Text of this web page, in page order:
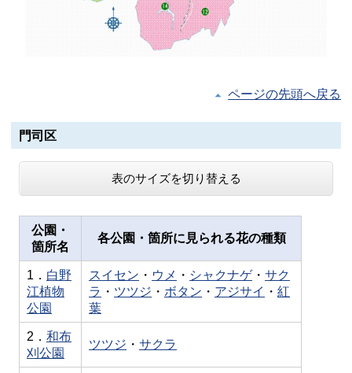
ページの先頭へ戻る
門司区
表のサイズを切り替える
公園・
箇所名
各公園・箇所に見られる花の種類
1． 白野
江植物
公園
スイセン ・ ウメ ・ シャクナゲ・ サク
ラ ・ ツツジ ・ ボタン ・ アジサイ ・ 紅
葉
2． 和布
刈公園
ツツジ ・ サクラ